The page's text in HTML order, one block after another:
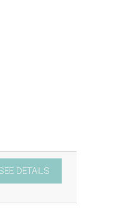
DETAILS